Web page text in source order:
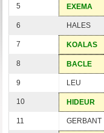
5 EXEMA
6 HALES
7 KOALAS
8 BACLE
9 LEU
10 HIDEUR
11 GERBANT